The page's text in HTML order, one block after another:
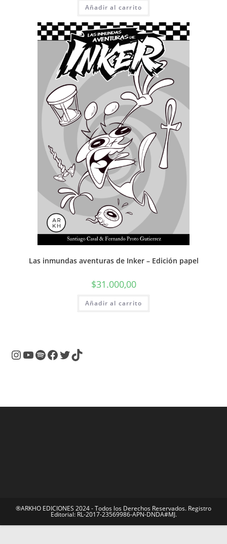
Añadir al carrito
Las inmundas aventuras de Inker – Edición papel
$31.000,00
Añadir al carrito
Instagram
YouTube
SpotifyFacebook
Twitter
TikTok
®ARKHO EDICIONES 2024 - Todos los Derechos Reservados. Registro
Editorial: RL-2017-23569986-APN-DNDA#MJ.